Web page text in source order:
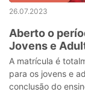
26.07.2023
Aberto o
Jovens e
A matrícula é
para os jovens e
conclusão do